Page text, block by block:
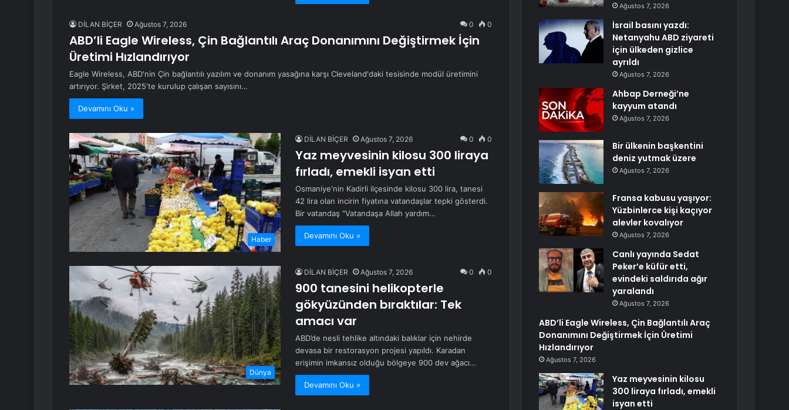
DİLAN BİÇER Ağustos 7, 2026 0 0
ABD’li Eagle Wireless, Çin Bağlantılı Araç Donanımını Değiştirmek İçin
Üretimi Hızlandırıyor
Eagle Wireless, ABD'nin Çin bağlantılı yazılım ve donanım yasağına karşı Cleveland'daki tesisinde modül üretimini
artırıyor. Şirket, 2025'te kurulup çalışan sayısını…
Devamını Oku »
Haber
DİLAN BİÇER Ağustos 7, 2026 0 0
Yaz meyvesinin kilosu 300 liraya
fırladı, emekli isyan etti
Osmaniye'nin Kadirli ilçesinde kilosu 300 lira, tanesi
42 lira olan incirin fiyatına vatandaşlar tepki gösterdi.
Bir vatandaş "Vatandaşa Allah yardım…
Devamını Oku »
Dünya
DİLAN BİÇER Ağustos 7, 2026 0 0
900 tanesini helikopterle
gökyüzünden bıraktılar: Tek
amacı var
ABD’de nesli tehlike altındaki balıklar için nehirde
devasa bir restorasyon projesi yapıldı. Karadan
erişimin imkansız olduğu bölgeye 900 dev ağacı…
Devamını Oku »
Ağustos 7, 2026
İsrail basını yazdı:
Netanyahu ABD ziyareti
için ülkeden gizlice
ayrıldı
Ağustos 7, 2026
Ahbap Derneği’ne
kayyum atandı
Ağustos 7, 2026
Bir ülkenin başkentini
deniz yutmak üzere
Ağustos 7, 2026
Fransa kabusu yaşıyor:
Yüzbinlerce kişi kaçıyor
alevler kovalıyor
Ağustos 7, 2026
Canlı yayında Sedat
Peker’e küfür etti,
evindeki saldırıda ağır
yaralandı
Ağustos 7, 2026
ABD’li Eagle Wireless, Çin Bağlantılı Araç
Donanımını Değiştirmek İçin Üretimi
Hızlandırıyor
Ağustos 7, 2026
Yaz meyvesinin kilosu
300 liraya fırladı, emekli
isyan etti